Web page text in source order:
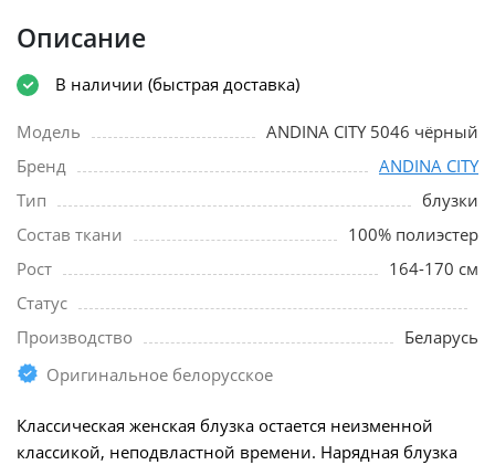
Описание
В наличии (быстрая доставка)
Модель
ANDINA CITY 5046 чёрный
Бренд
ANDINA CITY
Тип
блузки
Состав ткани
100% полиэстер
Рост
164-170 см
Статус
Производство
Беларусь
Оригинальное белорусское
Классическая женская блузка остается неизменной
классикой, неподвластной времени. Нарядная блузка